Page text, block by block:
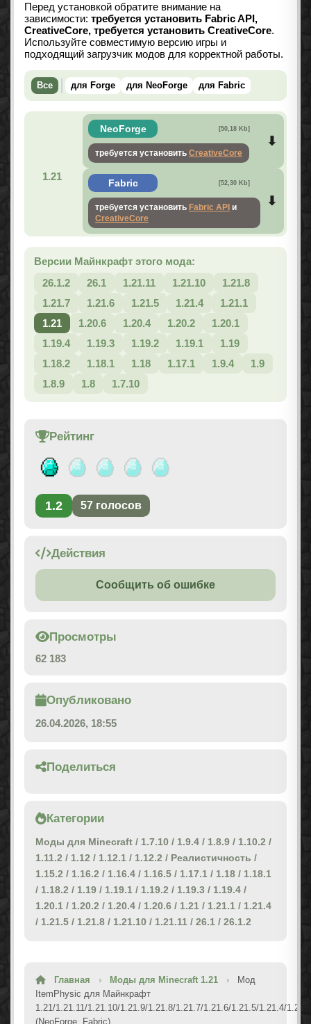
Перед установкой обратите внимание на
зависимости: требуется установить Fabric API,
CreativeCore, требуется установить CreativeCore.
Используйте совместимую версию игры и
подходящий загрузчик модов для корректной работы.
Все для Forge для NeoForge для Fabric
1.21
NeoForge [50,18 Kb]
требуется установить CreativeCore
Fabric [52,30 Kb]
требуется установить Fabric API и
CreativeCore
Версии Майнкрафт этого мода:
26.1.2
26.1 1.21.11 1.21.10
1.21.8
1.21.7
1.21.6 1.21.5 1.21.4
1.21.1
1.21
1.20.6 1.20.4 1.20.2
1.20.1
1.19.4
1.19.3 1.19.2 1.19.1
1.19
1.18.2
1.18.1 1.18 1.17.1 1.9.4
1.9
1.8.9
1.8 1.7.10
Рейтинг
1.2 57 голосов
Действия
Сообщить об ошибке
Просмотры
62 183
Опубликовано
26.04.2026, 18:55
Поделиться
Категории
Моды для Minecraft / 1.7.10 / 1.9.4 / 1.8.9 / 1.10.2 /
1.11.2 / 1.12 / 1.12.1 / 1.12.2 / Реалистичность /
1.15.2 / 1.16.2 / 1.16.4 / 1.16.5 / 1.17.1 / 1.18 / 1.18.1
/ 1.18.2 / 1.19 / 1.19.1 / 1.19.2 / 1.19.3 / 1.19.4 /
1.20.1 / 1.20.2 / 1.20.4 / 1.20.6 / 1.21 / 1.21.1 / 1.21.4
/ 1.21.5 / 1.21.8 / 1.21.10 / 1.21.11 / 26.1 / 26.1.2
Главная › Моды для Minecraft 1.21 ›
Мод
ItemPhysic для Майнкрафт
1.21/1.21.11/1.21.10/1.21.9/1.21.8/1.21.7/1.21.6/1.21.5/1.21.4/1.21.1
(NeoForge, Fabric)